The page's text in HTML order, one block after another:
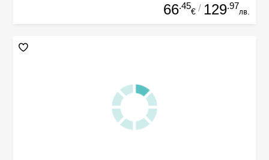
66.45
€ / 129.97
лв.